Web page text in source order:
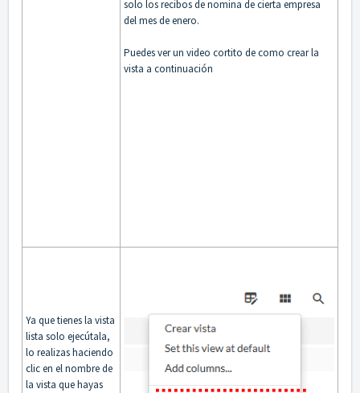
solo los recibos de nomina de cierta empresa
del mes de enero.
Puedes ver un video cortito de como crear la
vista a continuación
Ya que tienes la vista
lista solo ejecútala,
lo realizas haciendo
clic en el nombre de
la vista que hayas